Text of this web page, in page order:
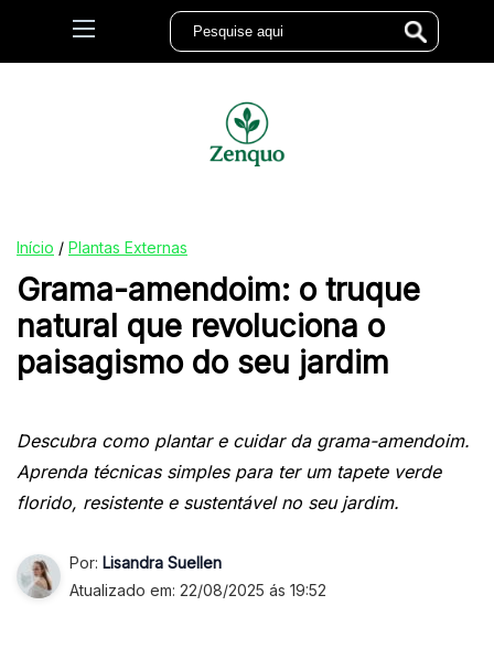
Início / Plantas Externas
Grama-amendoim: o truque
natural que revoluciona o
paisagismo do seu jardim
Descubra como plantar e cuidar da grama-amendoim.
Aprenda técnicas simples para ter um tapete verde
florido, resistente e sustentável no seu jardim.
Por: Lisandra Suellen
Atualizado em: 22/08/2025 ás 19:52